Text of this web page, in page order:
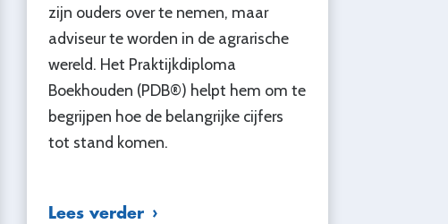
zijn ouders over te nemen, maar
adviseur te worden in de agrarische
wereld. Het Praktijkdiploma
Boekhouden (PDB®) helpt hem om te
begrijpen hoe de belangrijke cijfers
tot stand komen.
Lees verder